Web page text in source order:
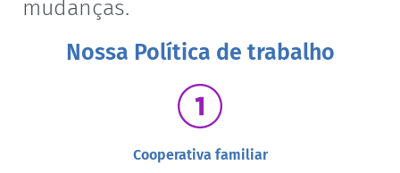
mudanças.
Nossa Política de trabalho
Cooperativa familiar